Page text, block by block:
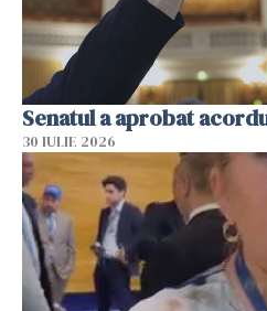
Senatul a aprobat
30 IULIE 2026